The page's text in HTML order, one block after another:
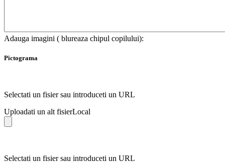
Adauga imagini ( blureaza chipul copilului):
Pictograma
Selectati un fisier sau introduceti un URL
Uploadati un alt fisierLocal
Selectati un fisier sau introduceti un URL